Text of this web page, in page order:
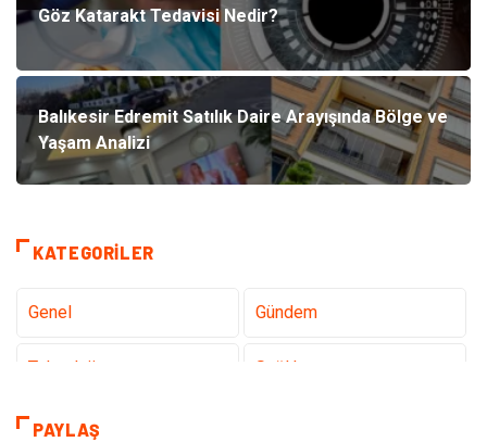
Göz Katarakt Tedavisi Nedir?
Balıkesir Edremit Satılık Daire Arayışında Bölge ve
Yaşam Analizi
KATEGORILER
Genel Gündem
Teknoloji Sağlık
Teknoloji & İnternet
PAYLAŞ